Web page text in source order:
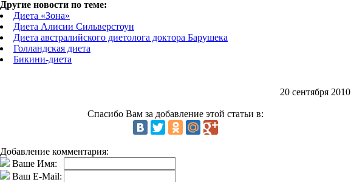
Другие новости по теме:
Диета «Зона»
Диета Алисии Сильверстоун
Диета австралийского диетолога доктора Барушека
Голландская диета
Бикини-диета
20 сентября 2010
Спасибо Вам за добавление этой статьи в:
Добавление комментария:
Ваше Имя:
Ваш E-Mail: